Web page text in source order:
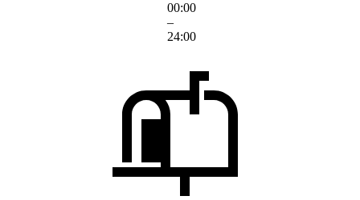
00:00
–
24:00